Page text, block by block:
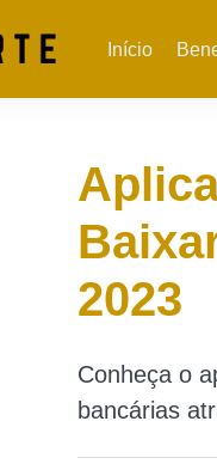
Início
2023
Conheça o
bancárias